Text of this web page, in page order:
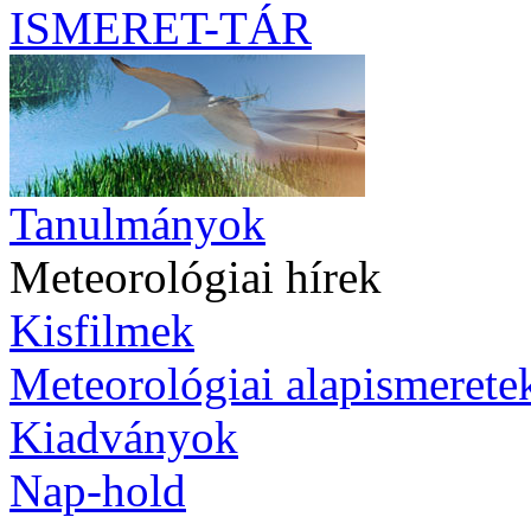
ISMERET-TÁR
Tanulmányok
Meteorológiai hírek
Kisfilmek
Meteorológiai
Kiadványok
Nap-hold